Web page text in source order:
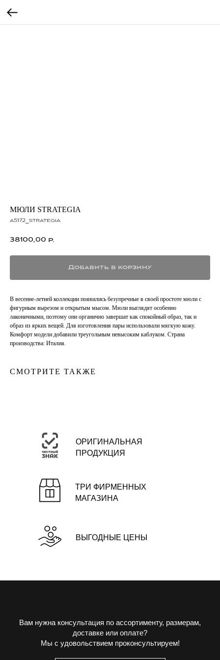
МЮЛИ STRATEGIA
a5172_strategia
38100,00 р.
Добавить в корзину
В весенне-летней коллекции появились безупречные в своей простоте мюли с
фигурным вырезом и открытым мысом. Мюли выглядят особенно
лаконичными, поэтому они органично завершат как спокойный образ, так и
образ из ярких вещей. Для изготовления пары использовали мягкую кожу.
Комфорт модели добавили треугольным невысоким каблуком. Страна
производства: Италия.
СМОТРИТЕ ТАКЖЕ
ОРИГИНАЛЬНАЯ
ПРОДУКЦИЯ
ТРИ ФИРМЕННЫХ
МАГАЗИНА
ВЫГОДНЫЕ ЦЕНЫ
Вам нужна консультация по ассортименту, размерам,
доставке или оплате?
Мы с удовольствием проконсультируем!